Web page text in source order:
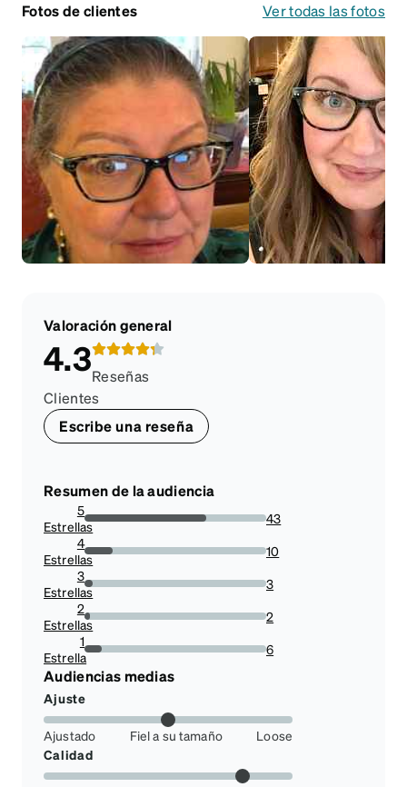
Fotos de clientes Ver todas las fotos
Valoración general
4.3Reseñas
Clientes
Escribe una reseña
Resumen de la audiencia
5
Estrellas67.1875%
43
4
Estrellas15.625%
10
3
Estrellas4.6875%
3
2
Estrellas3.125%
2
1
Estrella9.375%
6
Audiencias medias
Ajuste
Ajustado Fiel a su tamaño
Loose
Calidad